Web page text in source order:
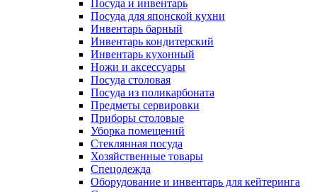
Посуда и инвентарь
Посуда для японской кухни
Инвентарь барный
Инвентарь кондитерский
Инвентарь кухонный
Ножи и аксессуары
Посуда столовая
Посуда из поликарбоната
Предметы сервировки
Приборы столовые
Уборка помещений
Стеклянная посуда
Хозяйственные товары
Спецодежда
Оборудование и инвентарь для кейтеринга